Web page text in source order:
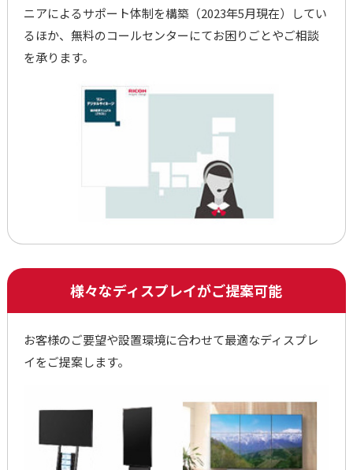
ニアによるサポート体制を構築（2023年5月現在）してい
るほか、無料のコールセンターにてお困りごとやご相談
を承ります。
様々なディスプレイがご提案可能
お客様のご要望や設置環境に合わせて最適なディスプレ
イをご提案します。